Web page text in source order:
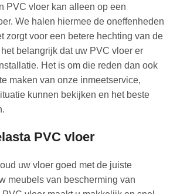
PVC vloer kan alleen op een
We halen hiermee de oneffenheden
zorgt voor een betere hechting van de
belangrijk dat uw PVC vloer er
Het is om die reden dan ook
maken van onze inmeetservice,
kunnen bekijken en het beste
PVC vloer
uw vloer goed met de juiste
meubels van bescherming van